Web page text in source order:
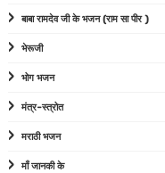
बाबा रामदेव जी के भजन (राम सा पीर )
भेरूजी
भोग भजन
मंत्र-स्त्रोत
मराठी भजन
माँ जानकी के